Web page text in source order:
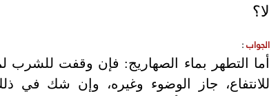
لا؟
الجواب:
أما التطهر بماء الصهاريج: فإن وقفت للشرب
للانتفاع، جاز الوضوء وغيره، وإن شك في